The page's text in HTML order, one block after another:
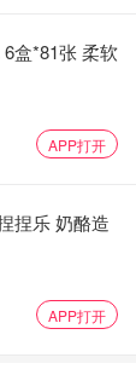
盒*81张 柔软
APP打开
捏乐 奶酪造
APP打开